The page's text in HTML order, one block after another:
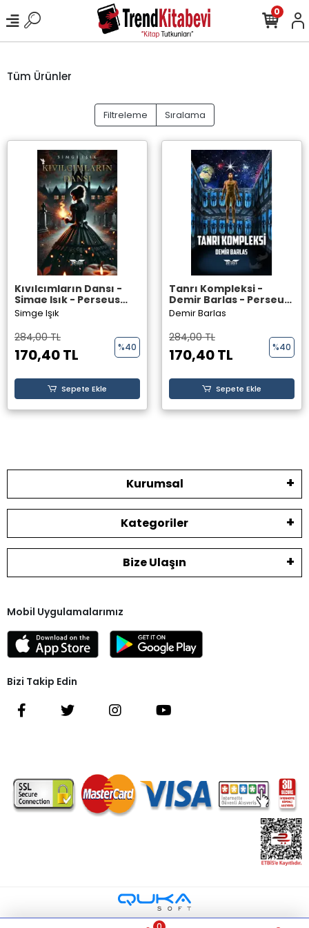
0
Tüm Ürünler
Filtreleme Sıralama
Kıvılcımların Dansı -
Simge Işık - Perseus
Yayınevi -
Simge Işık
284,00 TL
170,40 TL %40
Sepete Ekle
Tanrı Kompleksi -
Demir Barlas - Perseus
Yayınevi -
Demir Barlas
284,00 TL
170,40 TL %40
Sepete Ekle
Kurumsal
Kategoriler
Bize Ulaşın
Mobil Uygulamalarımız
Bizi Takip Edin